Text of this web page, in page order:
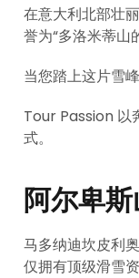
在意大利北部壮
誉为“多洛米蒂山
当您踏上这片雪
Tour Passion 以
式。
阿尔卑
马多纳迪坎皮利
仅拥有顶级滑雪